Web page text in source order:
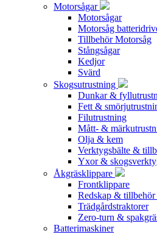
Motorsågar
Motorsågar
Motorsåg
Tillbehör Motorsåg
Stångsågar
Kedjor
Svärd
Skogsutrustning
Dunkar &
Fett &
Filutrustning
Mått- &
Olja & kem
Verktygsbälte &
Yxor &
Åkgräsklippare
Frontklippare
Redskap &
Trädgårdstraktorer
Zero-turn &
Batterimaskiner